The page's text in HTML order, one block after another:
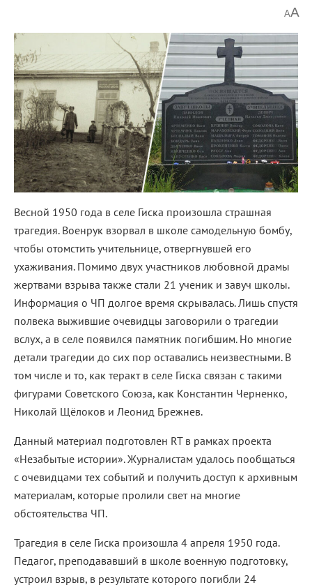
AA
Весной 1950 года в селе Гиска произошла страшная
трагедия. Военрук взорвал в школе самодельную бомбу,
чтобы отомстить учительнице, отвергнувшей его
ухаживания. Помимо двух участников любовной драмы
жертвами взрыва также стали 21 ученик и завуч школы.
Информация о ЧП долгое время скрывалась. Лишь спустя
полвека выжившие очевидцы заговорили о трагедии
вслух, а в селе появился памятник погибшим. Но многие
детали трагедии до сих пор оставались неизвестными. В
том числе и то, как теракт в селе Гиска связан с такими
фигурами Советского Союза, как Константин Черненко,
Николай Щёлоков и Леонид Брежнев.
Данный материал подготовлен RT в рамках проекта
«Незабытые истории». Журналистам удалось пообщаться
с очевидцами тех событий и получить доступ к архивным
материалам, которые пролили свет на многие
обстоятельства ЧП.
Трагедия в селе Гиска произошла 4 апреля 1950 года.
Педагог, преподававший в школе военную подготовку,
устроил взрыв, в результате которого погибли 24